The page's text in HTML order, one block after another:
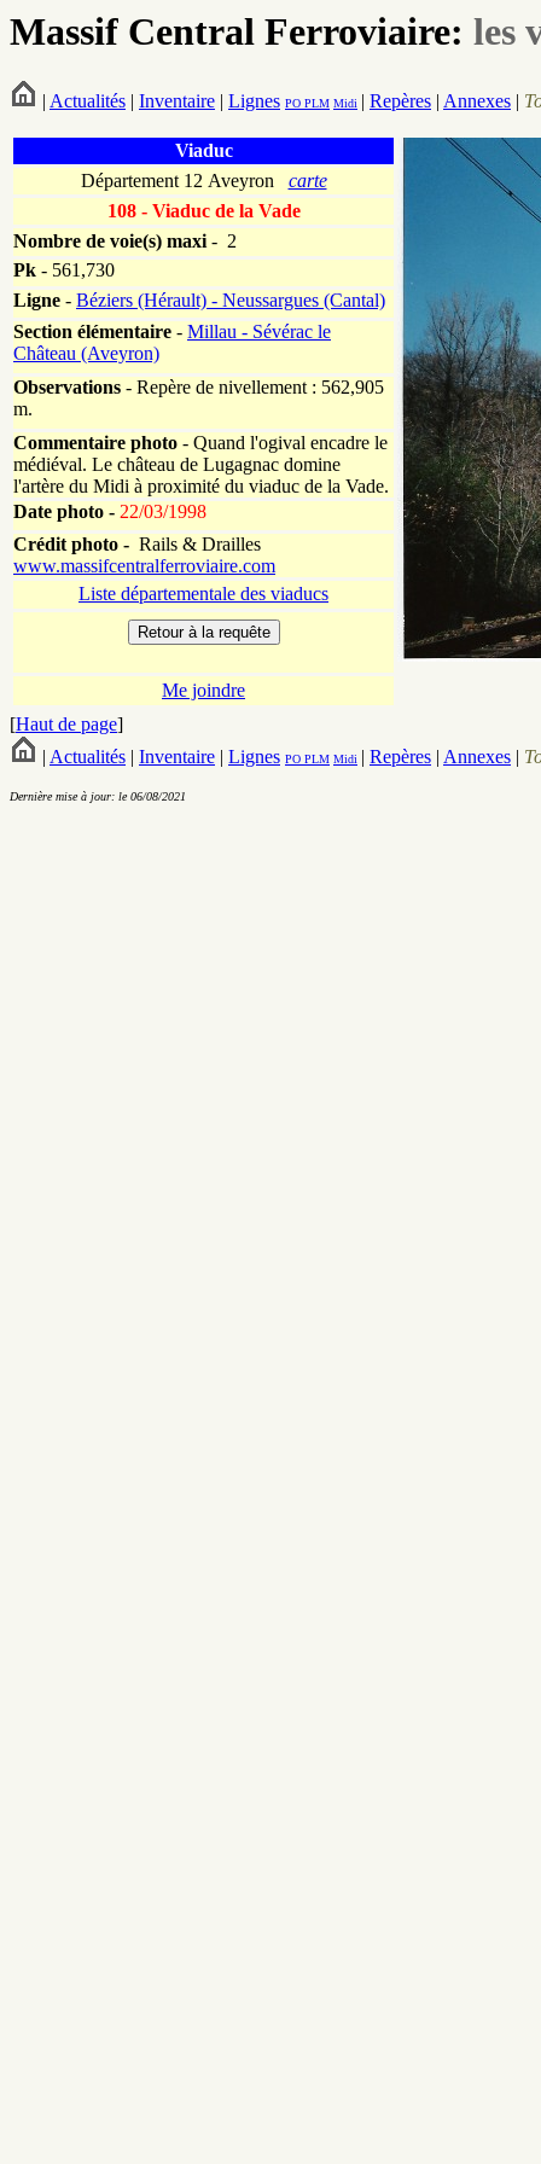
Massif Central Ferroviaire: les
| Actualités | Inventaire | Lignes PO PLM Midi | Repères | Annexes |
Viaduc
Département 12 Aveyron carte
108 - Viaduc de la Vade
Nombre de voie(s) maxi- 2
Pk - 561,730
Ligne - Béziers (Hérault) - Neussargues (Cantal)
Section élémentaire - Millau - Sévérac le
Château (Aveyron)
Observations - Repère de nivellement : 562,905
m.
Commentaire photo - Quand l'ogival encadre le
médiéval. Le château de Lugagnac domine
l'artère du Midi à proximité du viaduc de la Vade.
Date photo - 22/03/1998
Crédit photo - Rails & Drailles
www.massifcentralferroviaire.com
Liste départementale des viaducs
Me joindre
[Haut de page]
| Actualités | Inventaire | Lignes PO PLM Midi | Repères | Annexes |
Dernière mise à jour: le 06/08/2021